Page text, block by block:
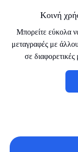
Κοινή
Μπορείτε εύκολα
μεταγραφές με
σε